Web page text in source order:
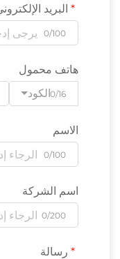
البريد الإلكتروني
0/100
هاتف محمول
الكود0/16
الاسم
0/100
اسم الشركة
0/200
رسالة